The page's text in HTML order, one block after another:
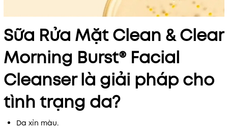
Sữa Rửa Mặt Clean & Clear
Morning Burst® Facial
Cleanser là giải pháp cho
tình trạng da?
Da xỉn màu.